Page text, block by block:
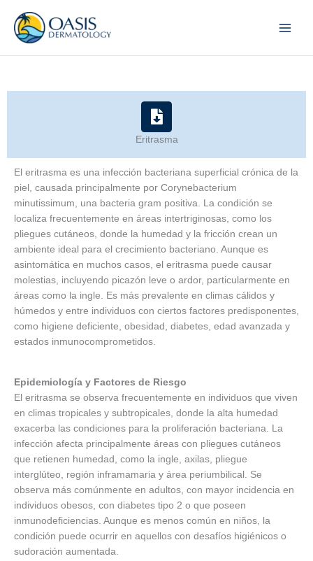
content
Eritrasma
El eritrasma es una infección bacteriana superficial crónica de la
piel, causada principalmente por Corynebacterium
minutissimum, una bacteria gram positiva. La condición se
localiza frecuentemente en áreas intertriginosas, como los
pliegues cutáneos, donde la humedad y la fricción crean un
ambiente ideal para el crecimiento bacteriano. Aunque es
asintomática en muchos casos, el eritrasma puede causar
molestias, incluyendo picazón leve o ardor, particularmente en
áreas como la ingle. Es más prevalente en climas cálidos y
húmedos y entre individuos con ciertos factores predisponentes,
como higiene deficiente, obesidad, diabetes, edad avanzada y
estados inmunocomprometidos.
Epidemiología y Factores de Riesgo
El eritrasma se observa frecuentemente en individuos que viven
en climas tropicales y subtropicales, donde la alta humedad
exacerba las condiciones para la proliferación bacteriana. La
infección afecta principalmente áreas con pliegues cutáneos
que retienen humedad, como la ingle, axilas, pliegue
interglúteo, región inframamaria y área periumbilical. Se
observa más comúnmente en adultos, con mayor incidencia en
individuos obesos, con diabetes tipo 2 o que poseen
inmunodeficiencias. Aunque es menos común en niños, la
condición puede ocurrir en aquellos con desafíos higiénicos o
sudoración aumentada.